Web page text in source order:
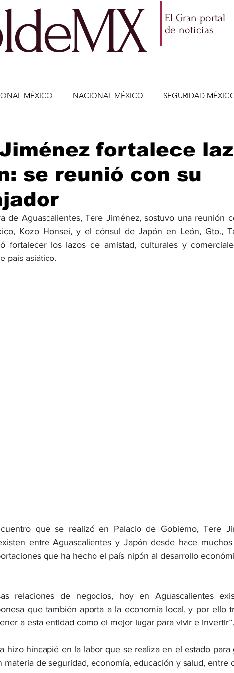
El Gran portal
de noticias
MÉXICO NACIONAL MÉXICO SEGURIDAD
CIENCIA Y TECNOLOGÍA ENTRETENIMIENTO
ENTRETENIMIENTO JALISCO-ENRIQUE ALFARO
EDOMEX23-POLÍTICA
fortalece
se reunió con su
de Aguascalientes, Tere Jiménez, sostuvo una reunión
Kozo Honsei, y el cónsul de Japón en León, Gto.,
fortalecer los lazos de amistad, culturales y
país asiático.
que se realizó en Palacio de Gobierno, Tere
entre Aguascalientes y Japón desde hace
que ha hecho el país nipón al desarrollo
relaciones de negocios, hoy en Aguascalientes
que también aporta a la economía local, y por ello
a esta entidad como el mejor lugar para vivir e invertir”.
hizo hincapié en la labor que se realiza en el estado para
materia de seguridad, economía, educación y salud, entre